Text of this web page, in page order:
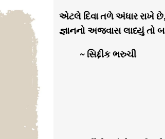
એટલે દિવા તળે અંધાર રાખે
જ્ઞાનનો અજવાસ લાધ્યું તો
~ સિદ્દીક ભરુચી